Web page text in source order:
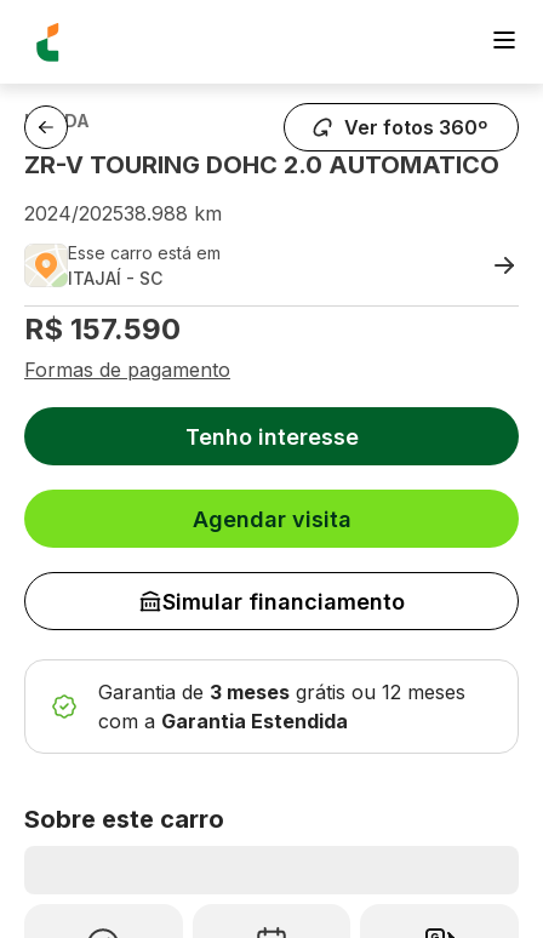
Ver fotos 360º
HONDA
ZR-V TOURING DOHC 2.0 AUTOMATICO
2024/202538.988 km
Esse carro está em
ITAJAÍ - SC
R$ 157.590
Formas de pagamento
Tenho interesse
Agendar visita
Simular financiamento
Garantia de 3 meses grátis ou 12 meses
com a Garantia Estendida
Sobre este carro